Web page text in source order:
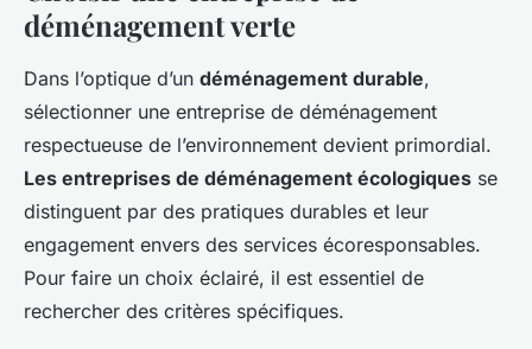
déménagement verte
Dans l’optique d’un déménagement durable,
sélectionner une entreprise de déménagement
respectueuse de l’environnement devient primordial.
Les entreprises de déménagement écologiques se
distinguent par des pratiques durables et leur
engagement envers des services écoresponsables.
Pour faire un choix éclairé, il est essentiel de
rechercher des critères spécifiques.